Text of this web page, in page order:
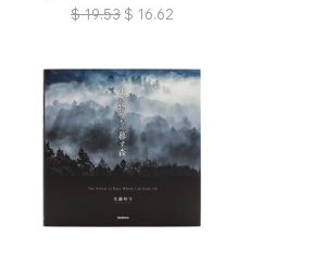
$ 19.53 $ 16.62